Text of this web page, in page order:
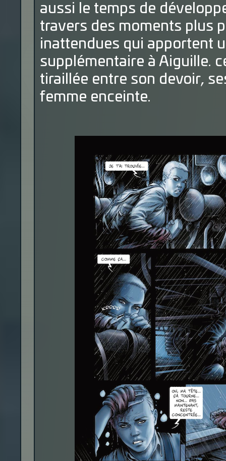
aussi le temps de
travers des moments plus
inattendues qui apportent
supplémentaire à Aiguille.
tiraillée entre son devoir,
femme enceinte.